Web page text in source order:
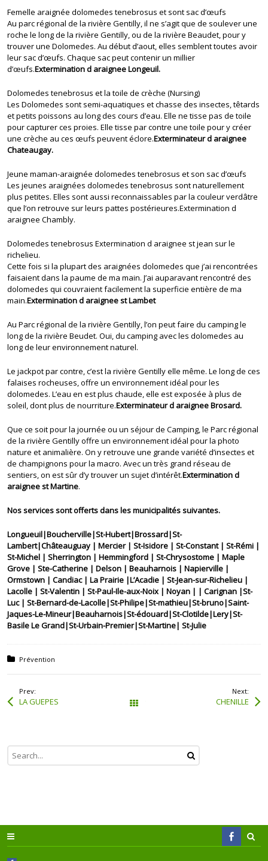
Femelle araignée dolomedes tenebrosus et sont sac d’œufs
Au parc régional de la rivière Gentilly, il ne s’agit que de soulever une
roche le long de la rivière Gentilly, ou de la rivière Beaudet, pour y
trouver une Dolomedes. Au début d’aout, elles semblent toutes avoir
leur sac d’œufs. Chaque sac peut contenir un millier
d’œufs.Extermination d araignee Longeuil.
Dolomedes tenebrosus et la toile de crèche (Nursing)
Les Dolomedes sont semi-aquatiques et chasse des insectes, têtards
et petits poissons au long des cours d’eau. Elle ne tisse pas de toile
pour capturer ces proies. Elle tisse par contre une toile pour y créer
une crèche au ces œufs peuvent éclore.Exterminateur d araignee
Chateaugay.
Jeune maman-araignée dolomedes tenebrosus et son sac d’œufs
Les jeunes araignées dolomedes tenebrosus sont naturellement
plus petites. Elles sont aussi reconnaissables par la couleur verdâtre
que l’on retrouve sur leurs pattes postérieures.Extermination d
araignee Chambly.
Dolomedes tenebrosus Extermination d araignee st jean sur le
richelieu.
Cette fois si la plupart des araignées dolomedes que j’ai rencontrées
faisaient dans la paume de ma main. J’ai auparavant rencontré des
dolomedes qui couvraient facilement la superficie entière de ma
main.Extermination d araignee st Lambet
Au Parc régional de la rivière Gentilly, l’on peut faire du camping le
long de la rivière Beudet. Oui, du camping avec les dolomedes au
long de leur environnement naturel.
Le jackpot par contre, c’est la rivière Gentilly elle même. Le long de ces
falaises rocheuses, offre un environnement idéal pour les
dolomedes. L’eau en est plus chaude, elle est exposée à plus de
soleil, dont plus de nourriture.Exterminateur d araignee Brosard.
Que ce soit pour la journée ou un séjour de Camping, le Parc régional
de la rivière Gentilly offre un environnement idéal pour la photo
nature et animalière. On y retrouve une grande variété d’insectes et
de champignons pour la macro. Avec un très grand réseau de
sentiers, on est sûr d’y trouver un sujet d’intérêt.Extermination d
araignee st Martine.
Nos services sont offerts dans les municipalités suivantes.
Longueuil|Boucherville|St-Hubert|Brossard|St-
Lambert|Châteauguay | Mercier | St-Isidore | St-Constant | St-Rémi |
St-Michel | Sherrington | Hemmingford | St-Chrysostome | Maple
Grove | Ste-Catherine | Delson | Beauharnois | Napierville |
Ormstown | Candiac | La Prairie |L’Acadie | St-Jean-sur-Richelieu |
Lacolle | St-Valentin | St-Paul-Ile-aux-Noix | Noyan | | Carignan |St-
Luc | St-Bernard-de-Lacolle|St-Philipe|St-mathieu|St-bruno|Saint-
Jaques-Le-Mineur|Beauharnois|St-édouard|St-Clotilde|Lery|St-
Basile Le Grand|St-Urbain-Premier|St-Martine| St-Julie
Posted in:
Prévention
Prev:
LA GUEPES
Next:
CHENILLE